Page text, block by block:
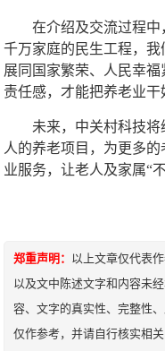
在介绍及交流过程中
千万家庭的民生工程，
展同国家繁荣、人民幸福
责任感，才能把养老业干
未来，中关村科技
人的养老项目，为更多
业服务，让老人及家属“
郑重声明： 以上文章仅代表
以及文中陈述文字和内容未
容、文字的真实性、完整性
仅作参考，并请自行核实相